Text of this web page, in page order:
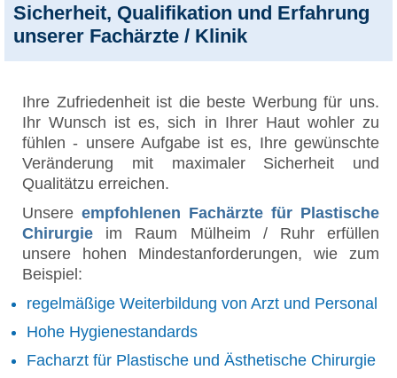
Sicherheit, Qualifikation und Erfahrung
unserer Fachärzte / Klinik
Ihre Zufriedenheit ist die beste Werbung für uns.
Ihr Wunsch ist es, sich in Ihrer Haut wohler zu
fühlen - unsere Aufgabe ist es, Ihre gewünschte
Veränderung mit maximaler Sicherheit und
Qualitätzu erreichen.
Unsere empfohlenen Fachärzte für Plastische
Chirurgie im Raum Mülheim / Ruhr erfüllen
unsere hohen Mindestanforderungen, wie zum
Beispiel:
regelmäßige Weiterbildung von Arzt und Personal
Hohe Hygienestandards
Facharzt für Plastische und Ästhetische Chirurgie